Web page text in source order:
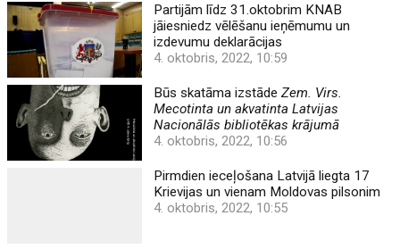
Partijām līdz 31.oktobrim KNAB
jāiesniedz vēlēšanu ieņēmumu un
izdevumu deklarācijas
4. oktobris, 2022, 10:59
Būs skatāma izstādeZem. Virs.
Mecotinta un akvatinta Latvijas
Nacionālās bibliotēkas krājumā
4. oktobris, 2022, 10:56
Pirmdien ieceļošana Latvijā liegta 17
Krievijas un vienam Moldovas pilsonim
4. oktobris, 2022, 10:55